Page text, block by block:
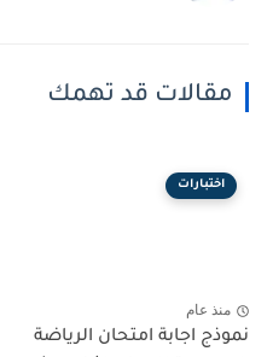
مقالات قد تهمك
اختبارات
منذ عام
نموذج اجابة امتحان الرياضة